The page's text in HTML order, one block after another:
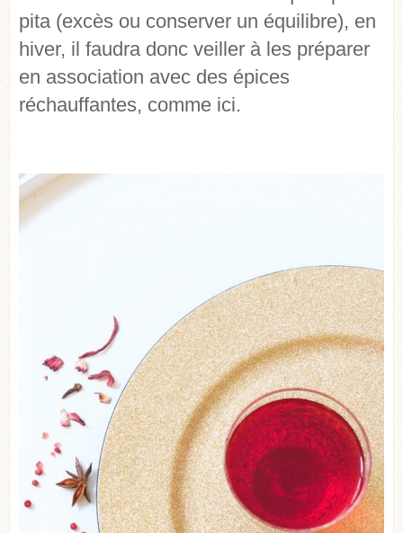
pita (excès ou conserver un équilibre), en
hiver, il faudra donc veiller à les préparer
en association avec des épices
réchauffantes, comme ici.